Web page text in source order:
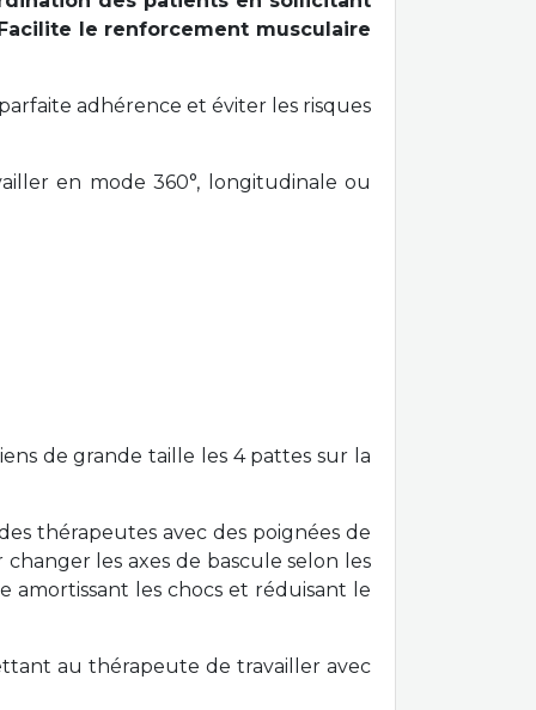
le renforcement musculaire
adhérence et éviter les risques
en mode 360°, longitudinale ou
de grande taille les 4 pattes sur la
thérapeutes avec des poignées de
les axes de bascule selon les
amortissant les chocs et réduisant le
au thérapeute de travailler avec